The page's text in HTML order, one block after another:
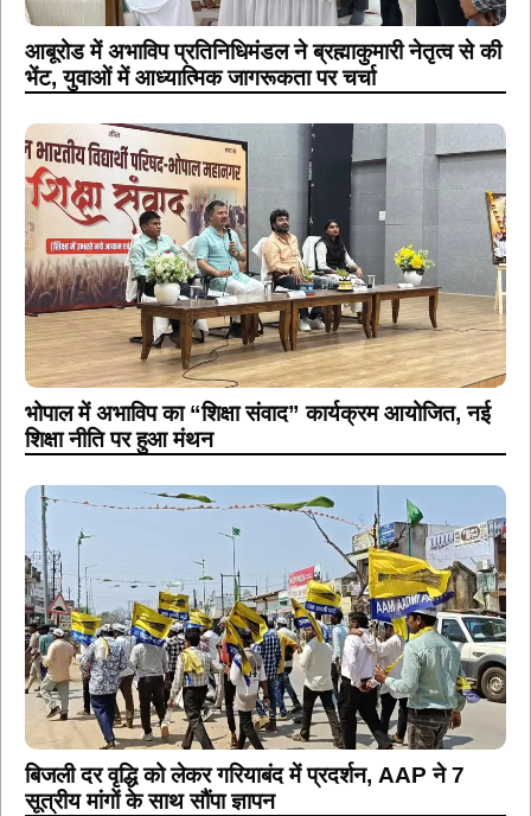
आबूरोड में अभाविप प्रतिनिधिमंडल ने ब्रह्माकुमारी नेतृत्व से की
भेंट, युवाओं में आध्यात्मिक जागरूकता पर चर्चा
भोपाल में अभाविप का “शिक्षा संवाद” कार्यक्रम आयोजित, नई
शिक्षा नीति पर हुआ मंथन
बिजली दर वृद्धि को लेकर गरियाबंद में प्रदर्शन, AAP ने 7
सूत्रीय मांगों के साथ सौंपा ज्ञापन